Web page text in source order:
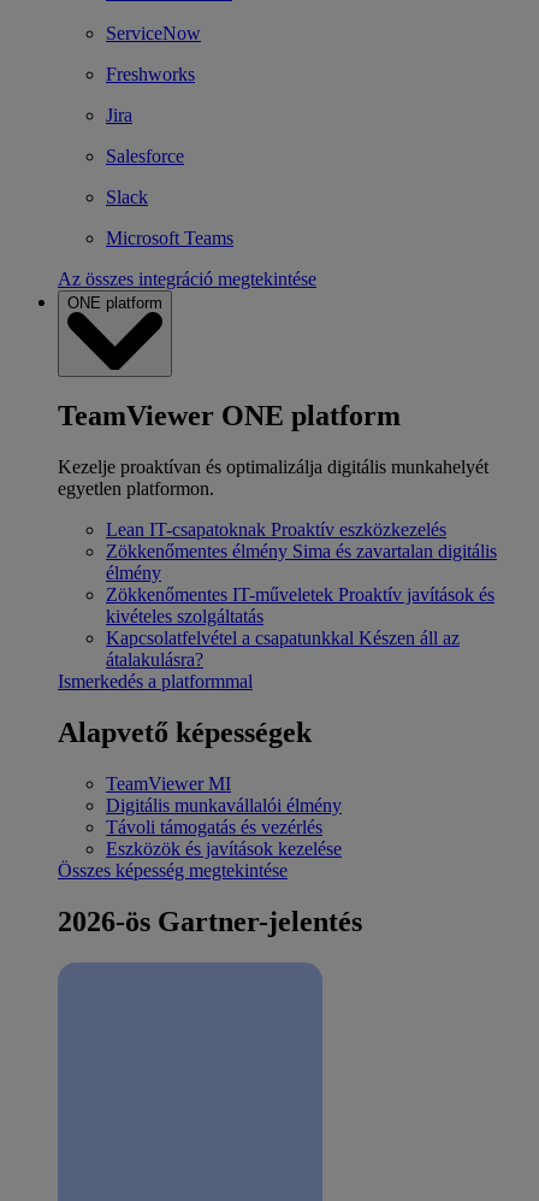
ServiceNow
Freshworks
Jira
Salesforce
Slack
Microsoft Teams
Az összes integráció megtekintése
ONE platform
TeamViewer ONE platform
Kezelje proaktívan és optimalizálja digitális munkahelyét
egyetlen platformon.
Lean IT-csapatoknak Proaktív eszközkezelés
Zökkenőmentes élmény Sima és zavartalan digitális
élmény
Zökkenőmentes IT-műveletek Proaktív javítások és
kivételes szolgáltatás
Kapcsolatfelvétel a csapatunkkal Készen áll az
átalakulásra?
Ismerkedés a platformmal
Alapvető képességek
TeamViewer MI
Digitális munkavállalói élmény
Távoli támogatás és vezérlés
Eszközök és javítások kezelése
Összes képesség megtekintése
2026-ös Gartner-jelentés